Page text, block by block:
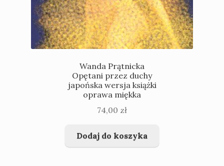
Wanda Prątnicka
Opętani przez duchy
japońska wersja książki
oprawa miękka
74,00 zł
Dodaj do koszyka